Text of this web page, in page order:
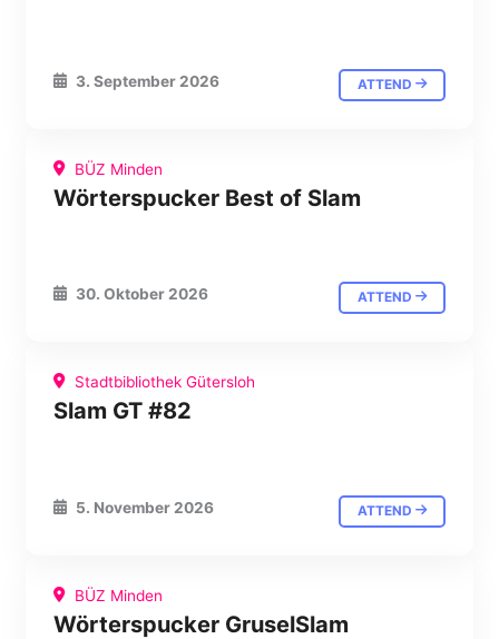
3. September 2026 ATTEND
BÜZ Minden
Wörterspucker Best of Slam
30. Oktober 2026 ATTEND
Stadtbibliothek Gütersloh
Slam GT #82
5. November 2026 ATTEND
BÜZ Minden
Wörterspucker GruselSlam